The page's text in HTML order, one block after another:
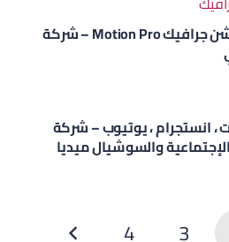
عروض تصميم فيديو موشن جرافيك Motion Pro – شركة
انستجرام ، يوتيوب – شركة
والسوشيال ميديا
3
4